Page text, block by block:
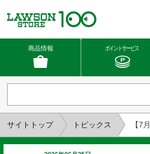
商品情報 ポイントサービス
サイトトップ トピックス 【7